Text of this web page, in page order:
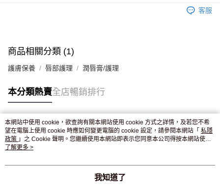
付款後門市自取，訂單確認後2-4個工作天到店，7天內取。逾期後
客服
商品相關分類 (1)
護膚保養 唇部護理 潤唇膏/護理
本分類熱賣全店暢銷排行
熱門標籤
熱銷排行
本網站中使用 cookie，欲查詢有關本網站使用 cookie 方式之詳情，及若您不希
望在電腦上使用 cookie 時應如何變更電腦的 cookie 設定，請參閱本網站「 私隱
政策 」之 Cookie 聲明。您繼續使用本網站即表示您同意本公司得按本網站使用
條款之 Cookie 聲明使用 cookie。
了解更多 >
我知道了